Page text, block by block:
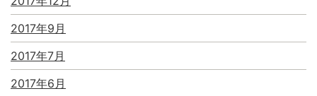
2017年9月
2017年7月
2017年6月